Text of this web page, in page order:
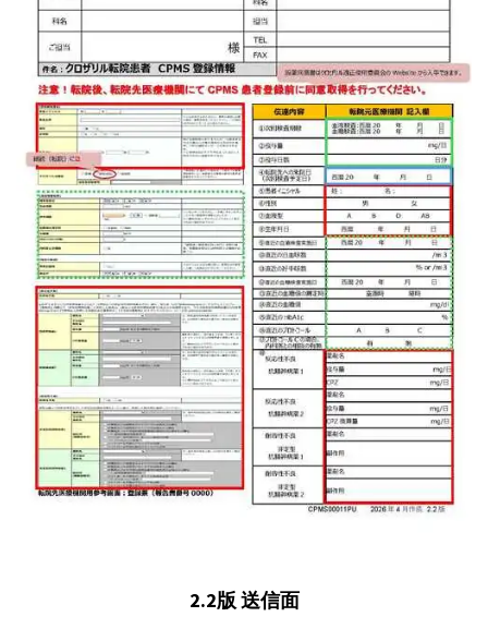
2.2版 送信面